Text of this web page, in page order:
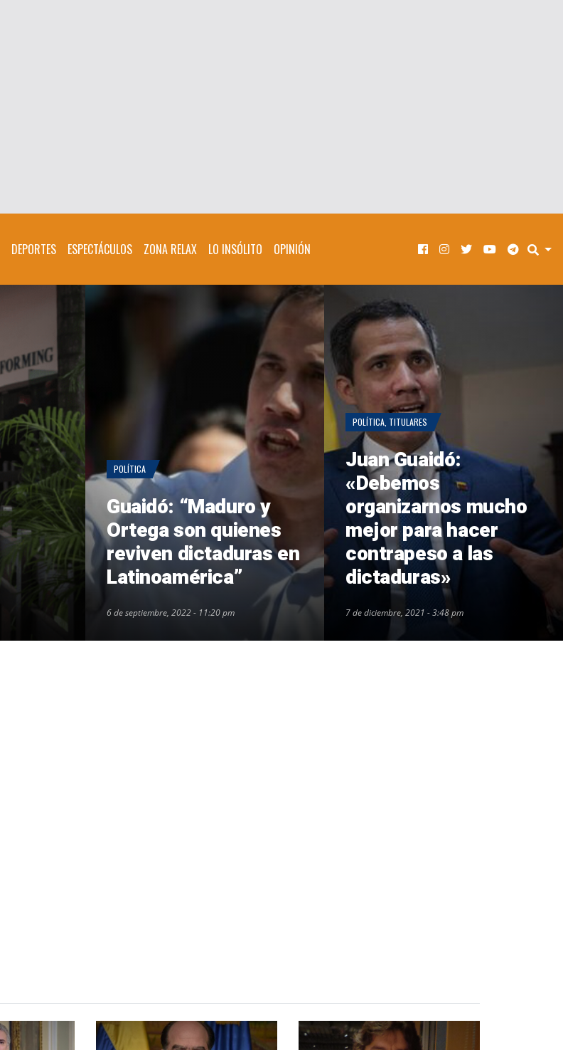
DEPORTES ESPECTÁCULOS ZONA RELAX LO INSÓLITO OPINIÓN
POLÍTICA
Guaidó: “Maduro y
Ortega son quienes
reviven dictaduras en
Latinoamérica”
6 de septiembre, 2022 - 11:20 pm
POLÍTICA TITULARES
Juan Guaidó:
«Debemos
organizarnos mucho
mejor para hacer
contrapeso a las
dictaduras»
7 de diciembre, 2021 - 3:48 pm